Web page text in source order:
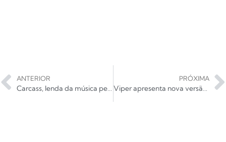
ANTERIOR
Carcass, lenda da música pesada, retorna ao Brasil com dois shows na próxima semana
PRÓXIMA
Viper apresenta nova versão de Dinheiro; ouça!